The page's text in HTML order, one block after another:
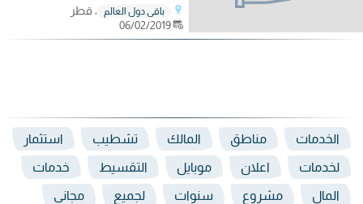
باقي دول العالم
، قطر
06/02/2019
الخدمات مناطق المالك تشطيب استثمار
لخدمات اعلان موبايل التقسيط خدمات
المال مشروع سنوات لجميع مجاني